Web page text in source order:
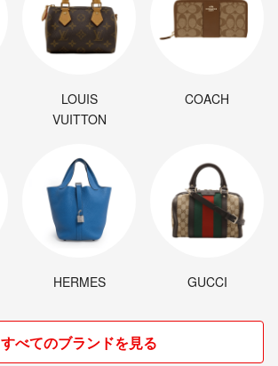
LOUIS
VUITTON
COACH
HERMES GUCCI
すべてのブランドを見る